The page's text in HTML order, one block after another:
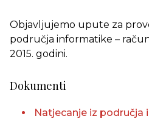
Objavljujemo upute za
područja informatike –
2015. godini.
Dokumenti
Natjecanje iz područja